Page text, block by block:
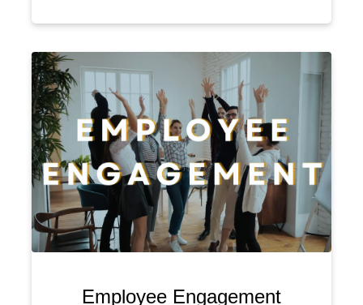
Employee Engagement